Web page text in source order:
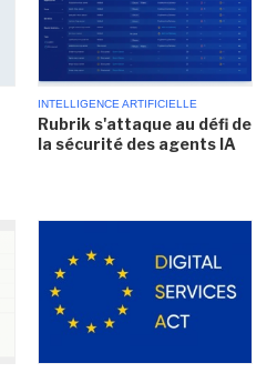
INTELLIGENCE ARTIFICIELLE
Rubrik s'attaque au défi de
la sécurité des agents IA